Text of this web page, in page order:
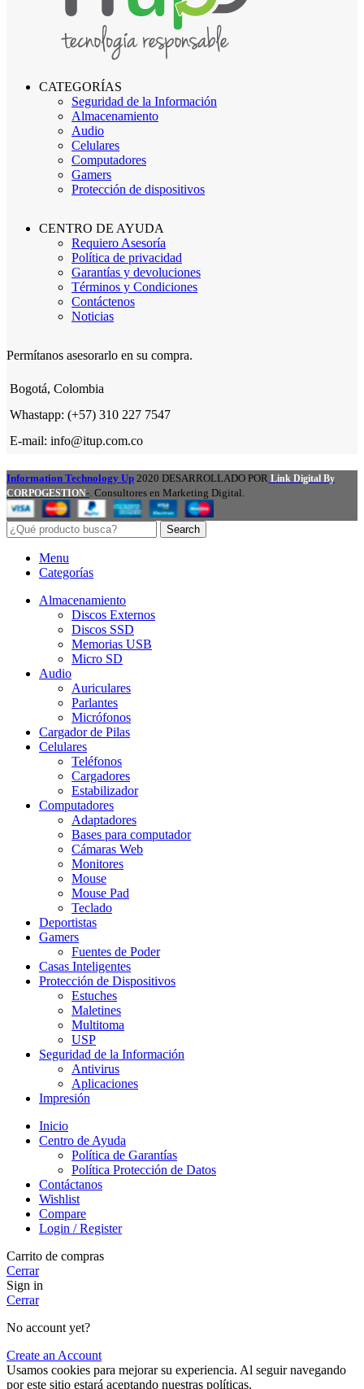
CATEGORÍAS
Seguridad de la Información
Almacenamiento
Audio
Celulares
Computadores
Gamers
Protección de dispositivos
CENTRO DE AYUDA
Requiero Asesoría
Política de privacidad
Garantías y devoluciones
Términos y Condiciones
Contáctenos
Noticias
Permítanos asesorarlo en su compra.
Bogotá, Colombia
Whastapp: (+57) 310 227 7547
E-mail: info@itup.com.co
Information Technology Up 2020 DESARROLLADO POR Link Digital By
CORPOGESTION-. Consultores en Marketing Digital.
Search
Menu
Categorías
Almacenamiento
Discos Externos
Discos SSD
Memorias USB
Micro SD
Audio
Auriculares
Parlantes
Micrófonos
Cargador de Pilas
Celulares
Teléfonos
Cargadores
Estabilizador
Computadores
Adaptadores
Bases para computador
Cámaras Web
Monitores
Mouse
Mouse Pad
Teclado
Deportistas
Gamers
Fuentes de Poder
Casas Inteligentes
Protección de Dispositivos
Estuches
Maletines
Multitoma
USP
Seguridad de la Información
Antivirus
Aplicaciones
Impresión
Inicio
Centro de Ayuda
Política de Garantías
Política Protección de Datos
Contáctanos
Wishlist
Compare
Login / Register
Carrito de compras
Cerrar
Sign in
Cerrar
No account yet?
Create an Account
Usamos cookies para mejorar su experiencia. Al seguir navegando
por este sitio estará aceptando nuestras políticas.